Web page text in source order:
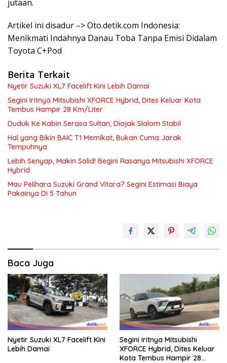
jutaan.
Artikel ini disadur –> Oto.detik.com Indonesia:
Menikmati Indahnya Danau Toba Tanpa Emisi Didalam
Toyota C+Pod
Berita Terkait
Nyetir Suzuki XL7 Facelift Kini Lebih Damai
Segini Iritnya Mitsubishi XFORCE Hybrid, Dites Keluar Kota
Tembus Hampir 28 Km/Liter
Duduk Ke Kabin Serasa Sultan, Diajak Slalom Stabil
Hal yang Bikin BAIC T1 Memikat, Bukan Cuma Jarak
Tempuhnya
Lebih Senyap, Makin Solid! Begini Rasanya Mitsubishi XFORCE
Hybrid
Mau Pelihara Suzuki Grand Vitara? Segini Estimasi Biaya
Pakainya Di 5 Tahun
Baca Juga
Nyetir Suzuki XL7 Facelift Kini
Lebih Damai
Segini Iritnya Mitsubishi
XFORCE Hybrid, Dites Keluar
Kota Tembus Hampir 28